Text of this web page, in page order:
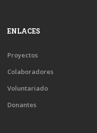
ENLACES
Proyectos
Colaboradores
Voluntariado
Donantes